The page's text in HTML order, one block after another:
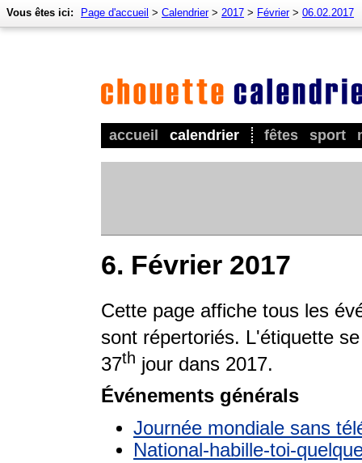
accueil calendrier fêtes sport
Vous êtes ici: Page d'accueil > Calendrier> 2017 > Février> 06.02.2017
6. Février 2017
Cette page affiche tous les
sont répertoriés. L'étiquette
37th jour dans 2017.
Événements générals
Journée mondiale sans
National-habille-toi-